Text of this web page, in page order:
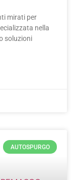
mirati per
nella
soluzioni
AUTOSPURGO